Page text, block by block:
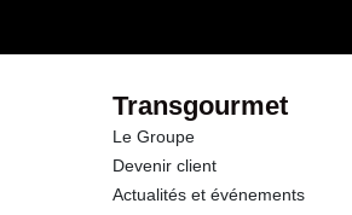
Transgourmet
Le Groupe
Devenir client
Actualités et événements